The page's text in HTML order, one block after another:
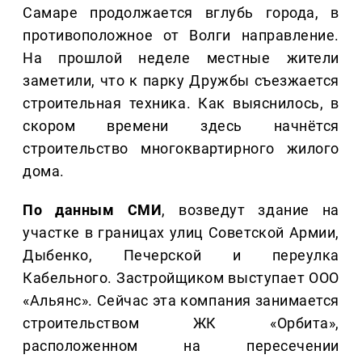
Самаре продолжается вглубь города, в
противоположное от Волги направление.
На прошлой неделе местные жители
заметили, что к парку Дружбы съезжается
строительная техника. Как выяснилось, в
скором времени здесь начнётся
строительство многоквартирного жилого
дома.
По данным СМИ, возведут здание на
участке в границах улиц Советской Армии,
Дыбенко, Печерской и переулка
Кабельного. Застройщиком выступает ООО
«Альянс». Сейчас эта компания занимается
строительством ЖК «Орбита»,
расположенном на пересечении